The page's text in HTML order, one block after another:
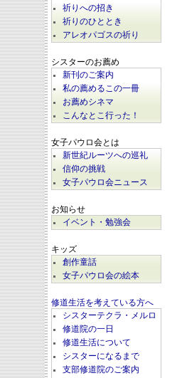
祈りへの招き
祈りのひととき
アレオパゴスの祈り
シスターのお薦め
新刊のご案内
私の薦めるこの一冊
お薦めシネマ
こんなとこ行った！
女子パウロ会とは
新世紀ルーツへの巡礼
信仰の挑戦
女子パウロ会ニュース
お知らせ
イベント・勉強会
キッズ
創作童話
女子パウロ会の絵本
修道生活を考えている方へ
シスターテクラ・メルロ
修道院の一日
修道生活について
シスターになるまで
支部修道院のご案内